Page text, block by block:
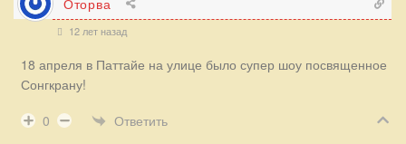
12 лет назад
18 апреля в Паттайе на улице было супер шоу посвященное
Сонгкрану!
0
Ответить